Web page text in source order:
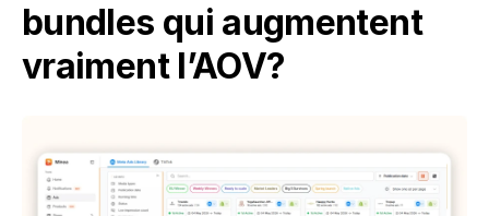
bundles qui augmentent
vraiment l’AOV?